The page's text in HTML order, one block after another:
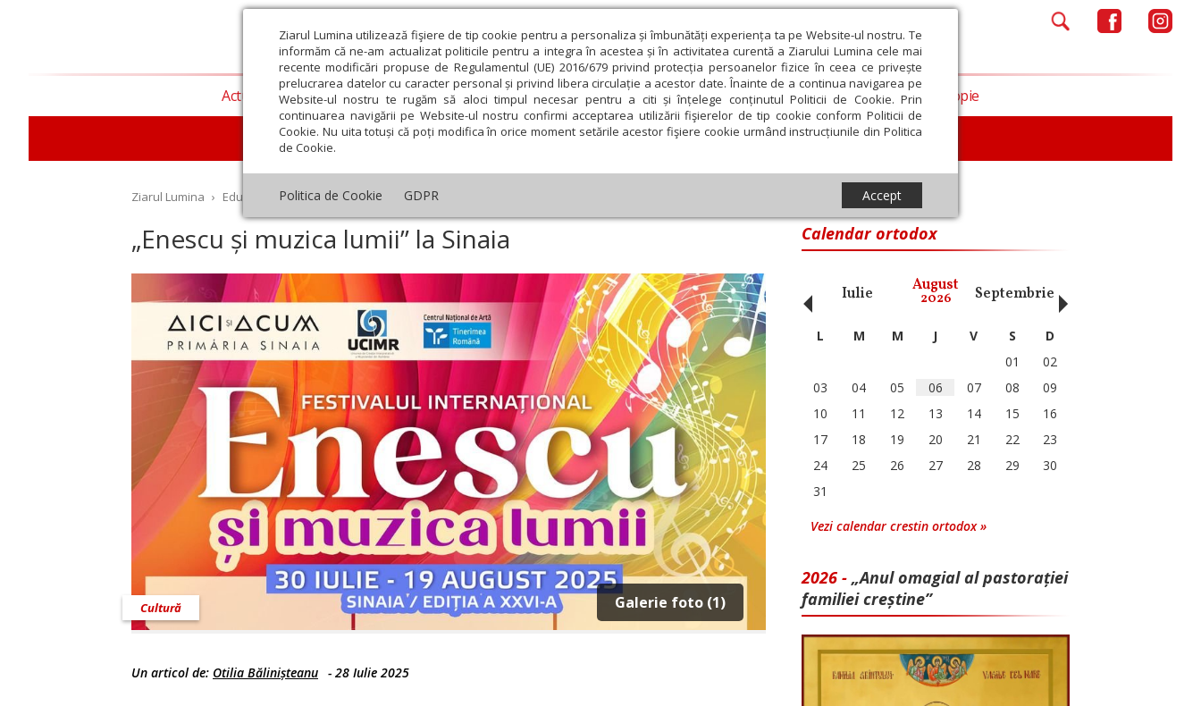
Ziarul Lumina utilizează fişiere de tip cookie pentru a personaliza și îmbunătăți experiența ta pe Website-ul nostru. Te
informăm că ne-am actualizat politicile pentru a integra în acestea și în activitatea curentă a Ziarului Lumina cele mai
recente modificări propuse de Regulamentul (UE) 2016/679 privind protecția persoanelor fizice în ceea ce privește
prelucrarea datelor cu caracter personal și privind libera circulație a acestor date. Înainte de a continua navigarea pe
Website-ul nostru te rugăm să aloci timpul necesar pentru a citi și înțelege conținutul Politicii de Cookie. Prin
continuarea navigării pe Website-ul nostru confirmi acceptarea utilizării fişierelor de tip cookie conform Politicii de
Cookie. Nu uita totuși că poți modifica în orice moment setările acestor fişiere cookie urmând instrucțiunile din Politica
de Cookie.
Politica de Cookie GDPR Accept
Actualitate religioasă Teologie și spiritualitate Educaţie și Cultură
Educaţie Lumina literară şi artistică Cultură Interviu
Societate Opinii Filantropie
Ziarul Lumina › Educaţie și Cultură › Cultură „Enescu și muzica lumii” la Sinaia
„Enescu și muzica lumii” la Sinaia
Galerie foto (1)
Cultură
Un articol de: Otilia Bălinișteanu - 28 Iulie 2025
Calendar ortodox
Octombrie Noiembrie Decembrie Ianuarie Februarie Martie Aprilie Mai Iunie Iulie August
2026 Septembrie Octombrie
‹ L M M J V S
D
01
02
03
04 05 06 07 08
09
10
11 12 13 14 15
16
17
18 19 20 21 22
23
24
25 26 27 28 29
30
31
Vezi calendar crestin ortodox »
2026 - „Anul omagial al pastorației
familiei creștine”